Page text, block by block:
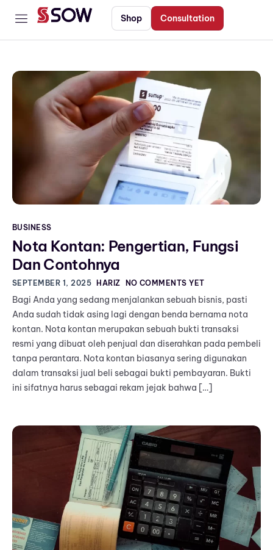
Digital Product
Client
Shop Consultation
BUSINESS
Nota Kontan: Pengertian, Fungsi
Dan Contohnya
SEPTEMBER 1, 2025 HARIZ NO COMMENTS YET
Bagi Anda yang sedang menjalankan sebuah bisnis, pasti
Anda sudah tidak asing lagi dengan benda bernama nota
kontan. Nota kontan merupakan sebuah bukti transaksi
resmi yang dibuat oleh penjual dan diserahkan pada pembeli
tanpa perantara. Nota kontan biasanya sering digunakan
dalam transaksi jual beli sebagai bukti pembayaran. Bukti
ini sifatnya harus sebagai rekam jejak bahwa […]